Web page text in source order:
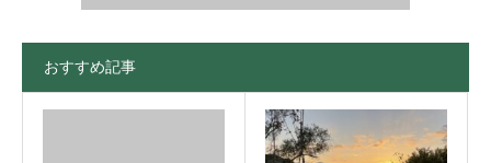
おすすめ記事